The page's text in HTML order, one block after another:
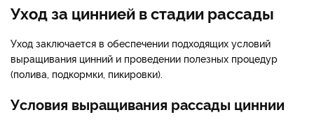
Уход за циннией в стадии рассады
Уход заключается в обеспечении подходящих условий
выращивания цинний и проведении полезных процедур
(полива, подкормки, пикировки).
Условия выращивания рассады циннии